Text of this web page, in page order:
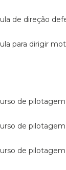
aula de direção
aula para dirigir
curso de
curso de
curso de